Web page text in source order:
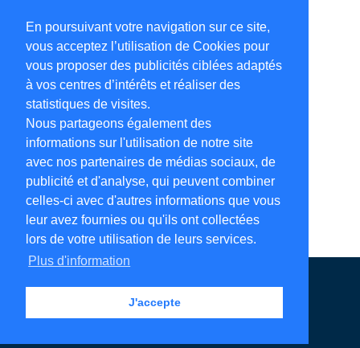
En poursuivant votre navigation sur ce site,
vous acceptez l’utilisation de Cookies pour
vous proposer des publicités ciblées adaptés
à vos centres d’intérêts et réaliser des
statistiques de visites.
Nous partageons également des
informations sur l'utilisation de notre site
avec nos partenaires de médias sociaux, de
publicité et d'analyse, qui peuvent combiner
celles-ci avec d'autres informations que vous
leur avez fournies ou qu'ils ont collectées
lors de votre utilisation de leurs services.
Plus d'information
J'accepte
Annuaire en ligne Légales Contact
Ajouter votre adresse